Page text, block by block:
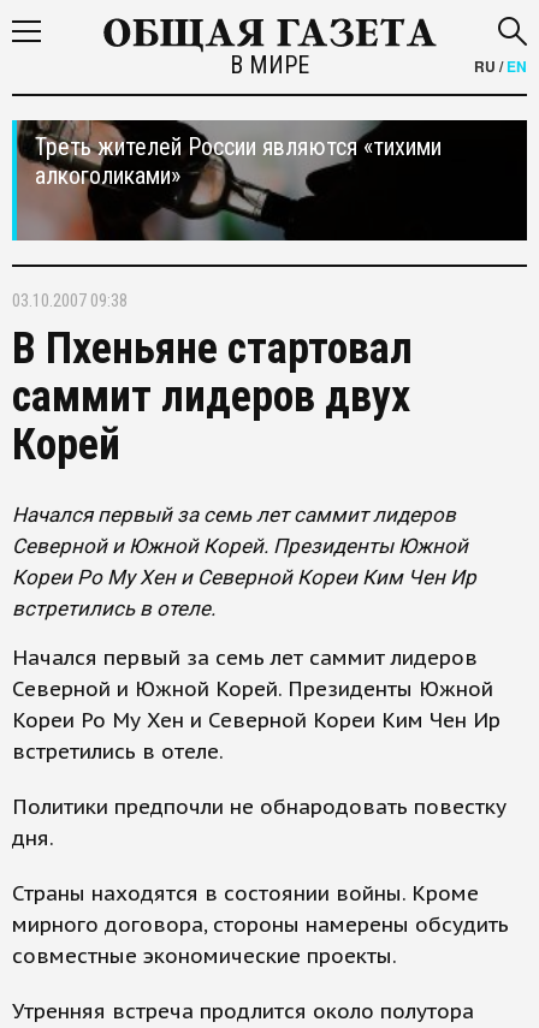
В МИРЕ RU /EN
Треть жителей России являются «тихими
алкоголиками»
03.10.2007 09:38
В Пхеньяне стартовал
саммит лидеров двух
Корей
Начался первый за семь лет саммит лидеров
Северной и Южной Корей. Президенты Южной
Кореи Ро Му Хен и Северной Кореи Ким Чен Ир
встретились в отеле.
Начался первый за семь лет саммит лидеров
Северной и Южной Корей. Президенты Южной
Кореи Ро Му Хен и Северной Кореи Ким Чен Ир
встретились в отеле.
Политики предпочли не обнародовать повестку
дня.
Страны находятся в состоянии войны. Кроме
мирного договора, стороны намерены обсудить
совместные экономические проекты.
Утренняя встреча продлится около полутора